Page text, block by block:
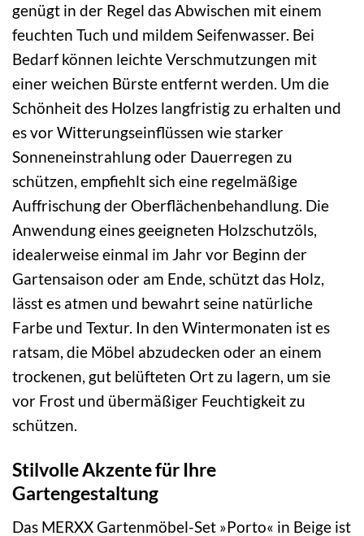
genügt in der Regel das Abwischen mit einem
feuchten Tuch und mildem Seifenwasser. Bei
Bedarf können leichte Verschmutzungen mit
einer weichen Bürste entfernt werden. Um die
Schönheit des Holzes langfristig zu erhalten und
es vor Witterungseinflüssen wie starker
Sonneneinstrahlung oder Dauerregen zu
schützen, empfiehlt sich eine regelmäßige
Auffrischung der Oberflächenbehandlung. Die
Anwendung eines geeigneten Holzschutzöls,
idealerweise einmal im Jahr vor Beginn der
Gartensaison oder am Ende, schützt das Holz,
lässt es atmen und bewahrt seine natürliche
Farbe und Textur. In den Wintermonaten ist es
ratsam, die Möbel abzudecken oder an einem
trockenen, gut belüfteten Ort zu lagern, um sie
vor Frost und übermäßiger Feuchtigkeit zu
schützen.
Stilvolle Akzente für Ihre
Gartengestaltung
Das MERXX Gartenmöbel-Set »Porto« in Beige ist